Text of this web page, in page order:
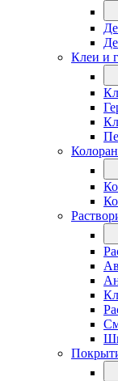
Клеи и